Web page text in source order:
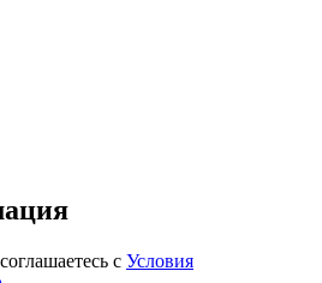
с Условия